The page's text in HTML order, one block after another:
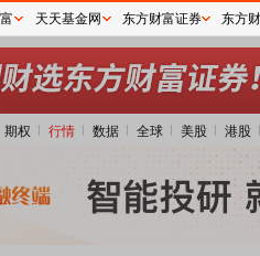
期权 行情 数据 全球 美股 港股
天天基金网 东方财富证券 东方